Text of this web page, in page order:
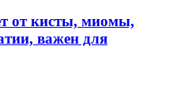
от кисты, миомы,
важен для